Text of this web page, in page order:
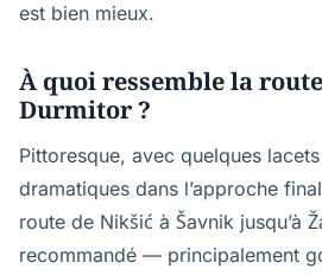
est bien mieux.
À quoi ressemble la
Durmitor ?
Pittoresque, avec quelques
dramatiques dans l’approche
route de Nikšić à Šavnik jusqu’à
recommandé — principalement